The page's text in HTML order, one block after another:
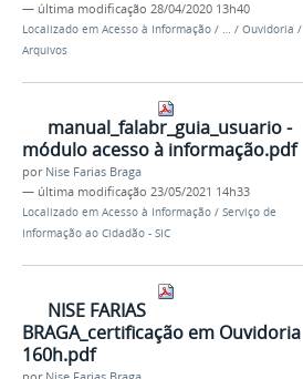
— última modificação 28/04/2020 13h40
Localizado em Acesso à Informação / … / Ouvidoria /
Arquivos
manual_falabr_guia_usuario -
módulo acesso à informação.pdf
por Nise Farias Braga
— última modificação 23/05/2021 14h33
Localizado em Acesso à Informação / Serviço de
Informação ao Cidadão - SIC
NISE FARIAS
BRAGA_certificação em Ouvidoria
160h.pdf